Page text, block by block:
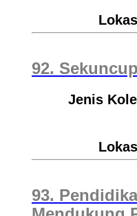
92.
Jenis
93.